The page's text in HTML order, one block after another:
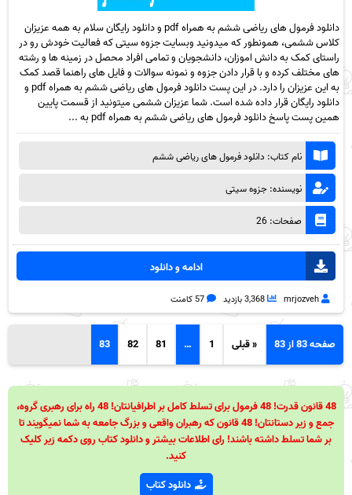
دانلود فرمول های ریاضی ششم به همراه pdf و دانلود رایگان سلام به همه عزیزان
کلاس ششمی، همونطور که میدونید وبسایت جزوه سیتی که فعالیت خودش رو در
راستای کمک به دانش اموزان، دانشجویان و تمامی افراد محصل در زمینه ها و رشته
های مختلف کرده و با قرار دادن جزوه و نمونه سوالات و فایل های راهنما قصد کمک
به این عزیزان را دارد. در این پست دانلود فرمول های ریاضی ششم به همراه pdf و
دانلود رایگان قرار داده شده است. شما عزیزان ششمی میتونید از قسمت پایین
همین پست پاسخ دانلود فرمول های ریاضی ششم به همراه pdf به ...
نام کتاب: دانلود فرمول های ریاضی ششم
نویسنده: جزوه سیتی
صفحات: 26
ادامه و دانلود
mrjozveh 3,368 بازدید 57 کامنت
صفحه 83 از 83 « قبلی 1
…
81
82
83
48 قانون قدرت! 48 فرمول برای تسلط کامل بر اطرافیانتان! 48 راه برای رهبری گروه،
جمع و زیر دستانتان! 48 قانون که رهبران واقعی و بزرگ جامعه به شما نمیگویند تا
بر شما تسلط داشته باشند! رای اطلاعات بیشتر و دانلود کتاب روی دکمه زیر کلیک
کنید.
دانلود کتاب